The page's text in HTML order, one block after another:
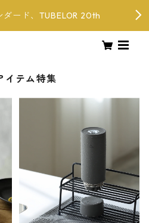
ダード、TUBELOR 20th
イテム特集